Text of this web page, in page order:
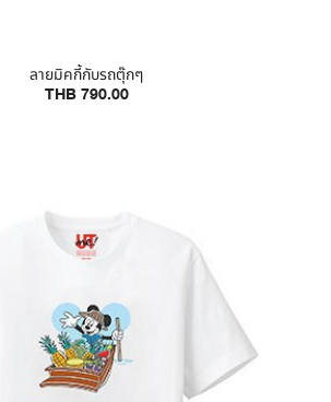
ลายมิคกี้กับรถตุ๊กๆ
THB 790.00